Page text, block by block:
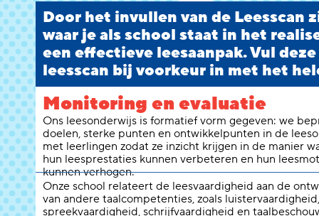
Door het invullen van de Leesscan
waar je als school staat in het
een effectieve leesaanpak. Vul deze
leesscan bij voorkeur in met het
Monitoring en evaluatie
Ons leesonderwijs is formatief vorm gegeven: we
doelen, sterke punten en ontwikkelpunten in de
met leerlingen zodat ze inzicht krijgen in de manier
hun leesprestaties kunnen verbeteren en hun
kunnen verhogen.
Onze school relateert de leesvaardigheid aan de
van andere taalcompetenties, zoals luistervaardigheid,
spreekvaardigheid, schrijfvaardigheid en